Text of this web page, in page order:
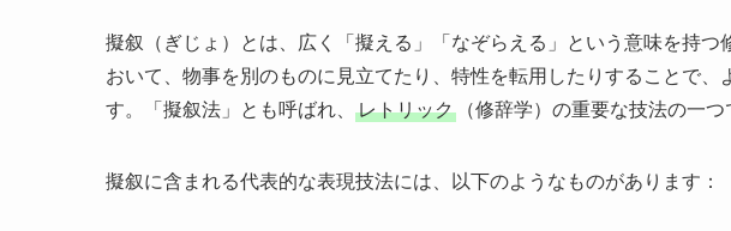
擬叙（ぎじょ）とは、広く「擬える」「なぞらえる」という意味を持つ
おいて、物事を別のものに見立てたり、特性を転用したりすることで、
す。「擬叙法」とも呼ばれ、
レトリック （修辞学）の重要な技法の一つ
擬叙に含まれる代表的な表現技法には、以下のようなものがあります：